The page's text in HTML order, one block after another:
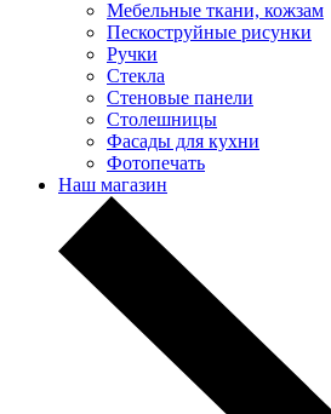
Мебельные ткани, кожзам
Пескоструйные рисунки
Ручки
Стекла
Стеновые панели
Столешницы
Фасады для кухни
Фотопечать
Наш магазин